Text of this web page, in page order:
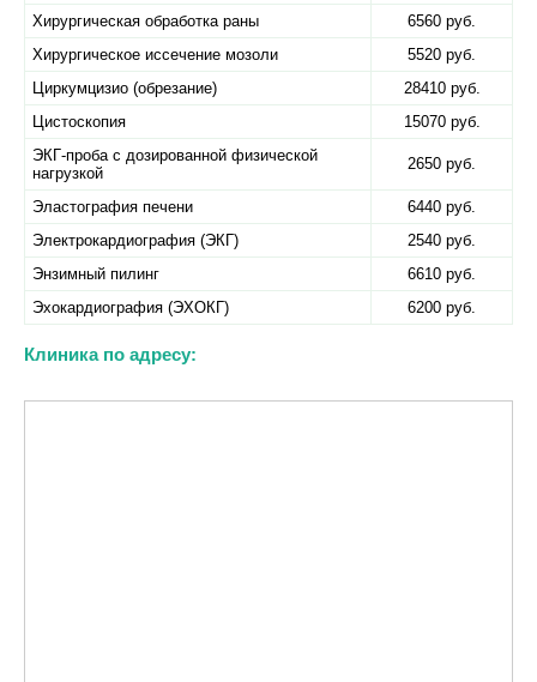
Хирургическая обработка раны
6560 руб.
Хирургическое иссечение мозоли
5520 руб.
Циркумцизио (обрезание)
28410 руб.
Цистоскопия
15070 руб.
ЭКГ-проба с дозированной физической
нагрузкой
2650 руб.
Эластография печени
6440 руб.
Электрокардиография (ЭКГ)
2540 руб.
Энзимный пилинг
6610 руб.
Эхокардиография (ЭХОКГ)
6200 руб.
Клиника по адресу: